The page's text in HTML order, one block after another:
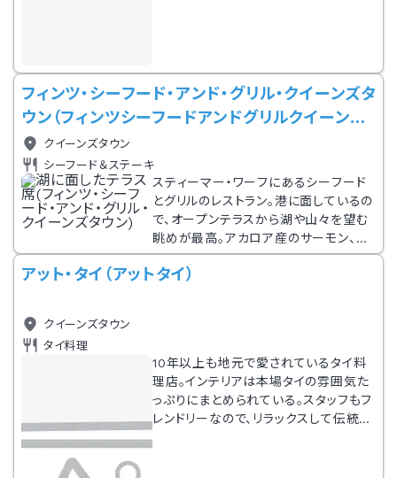
フィンツ・シーフード・アンド・グリル・クイーンズタ
ウン（フィンツシーフードアンドグリルクイーンズ
タウン）
クイーンズタウン
シーフード＆ステーキ
スティーマー・ワーフにあるシーフード
とグリルのレストラン。港に面しているの
で、オープンテラスから湖や山々を望む
眺めが最高。アカロア産のサーモン、ム
ール貝などのシーフードをはじめ、ロー
スト・ラムなどニュージーランドらしい素
の味。子供用メニューもある。
アット・タイ（アットタイ）
クイーンズタウン
タイ料理
10年以上も地元で愛されているタイ料
理店。インテリアは本場タイの雰囲気た
っぷりにまとめられている。スタッフもフ
レンドリーなので、リラックスして伝統の